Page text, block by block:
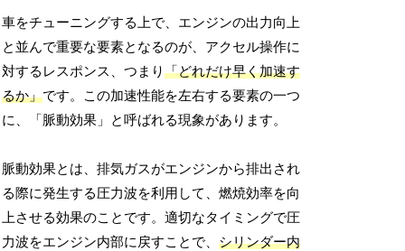
車をチューニングする上で、エンジンの出力向上
と並んで重要な要素となるのが、アクセル操作に
対するレスポンス、つまり「どれだけ早く加速す
るか」です。この加速性能を左右する要素の一つ
に、「脈動効果」と呼ばれる現象があります。
脈動効果とは、排気ガスがエンジンから排出され
る際に発生する圧力波を利用して、燃焼効率を向
上させる効果のことです。適切なタイミングで圧
力波をエンジン内部に戻すことで、シリンダー内